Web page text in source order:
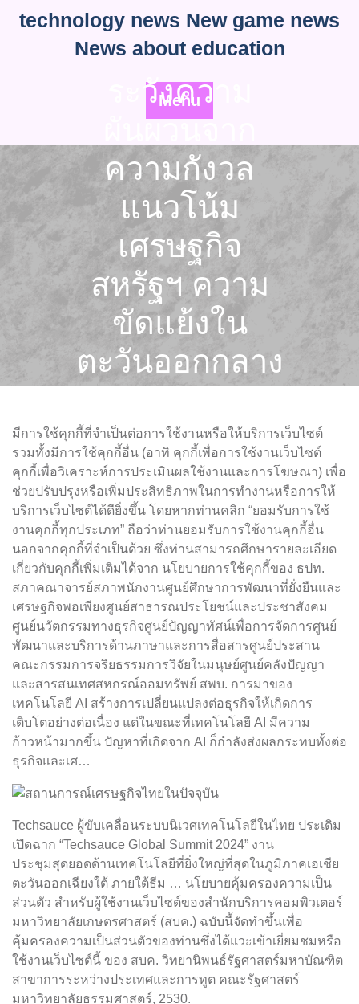
technology news New game news
News about education
Menu
ระวังความ
ผันผวนจาก
ความกังวล
แนวโน้ม
เศรษฐกิจ
สหรัฐฯ ความ
ขัดแย้งใน
ตะวันออกกลาง
Investing Com
มีการใช้คุกกี้ที่จำเป็นต่อการใช้งานหรือให้บริการเว็บไซต์
รวมทั้งมีการใช้คุกกี้อื่น (อาทิ คุกกี้เพื่อการใช้งานเว็บไซต์
คุกกี้เพื่อวิเคราะห์การประเมินผลใช้งานและการโฆษณา) เพื่อ
ช่วยปรับปรุงหรือเพิ่มประสิทธิภาพในการทำงานหรือการให้
บริการเว็บไซต์ได้ดียิ่งขึ้น โดยหากท่านคลิก “ยอมรับการใช้
งานคุกกี้ทุกประเภท” ถือว่าท่านยอมรับการใช้งานคุกกี้อื่น
นอกจากคุกกี้ที่จำเป็นด้วย ซึ่งท่านสามารถศึกษารายละเอียด
เกี่ยวกับคุกกี้เพิ่มเติมได้จาก นโยบายการใช้คุกกี้ของ ธปท.
สภาคณาจารย์สภาพนักงานศูนย์ศึกษาการพัฒนาที่ยั่งยืนและ
เศรษฐกิจพอเพียงศูนย์สาธารณประโยชน์และประชาสังคม
ศูนย์นวัตกรรมทางธุรกิจศูนย์ปัญญาทัศน์เพื่อการจัดการศูนย์
พัฒนาและบริการด้านภาษาและการสื่อสารศูนย์ประสาน
คณะกรรมการจริยธรรมการวิจัยในมนุษย์ศูนย์คลังปัญญา
และสารสนเทศสหกรณ์ออมทรัพย์ สพบ. การมาของ
เทคโนโลยี AI สร้างการเปลี่ยนแปลงต่อธุรกิจให้เกิดการ
เติบโตอย่างต่อเนื่อง แต่ในขณะที่เทคโนโลยี AI มีความ
ก้าวหน้ามากขึ้น ปัญหาที่เกิดจาก AI ก็กำลังส่งผลกระทบทั้งต่อ
ธุรกิจและเศ…
Techsauce ผู้ขับเคลื่อนระบบนิเวศเทคโนโลยีในไทย ประเดิม
เปิดฉาก “Techsauce Global Summit 2024” งาน
ประชุมสุดยอดด้านเทคโนโลยีที่ยิ่งใหญ่ที่สุดในภูมิภาคเอเชีย
ตะวันออกเฉียงใต้ ภายใต้ธีม … นโยบายคุ้มครองความเป็น
ส่วนตัว สำหรับผู้ใช้งานเว็บไซต์ของสำนักบริการคอมพิวเตอร์
มหาวิทยาลัยเกษตรศาสตร์ (สบค.) ฉบับนี้จัดทำขึ้นเพื่อ
คุ้มครองความเป็นส่วนตัวของท่านซึ่งได้แวะเข้าเยี่ยมชมหรือ
ใช้งานเว็บไซต์นี้ ของ สบค. วิทยานิพนธ์รัฐศาสตร์มหาบัณฑิต
สาขาการระหว่างประเทศและการทูต คณะรัฐศาสตร์
มหาวิทยาลัยธรรมศาสตร์, 2530.